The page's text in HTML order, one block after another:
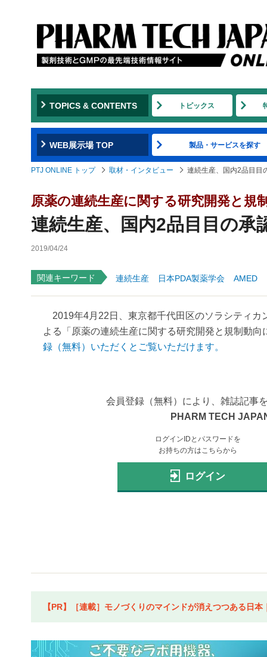
TOPICS & CONTENTS トピックス
WEB展示場 TOP 製品・サービスを探す
PTJ ONLINE トップ 取材・インタビュー 連続生産、国内2品目目
原薬の連続生産に関する研究開発と規
連続生産、国内2品目目の承
2019/04/24
関連キーワード 連続生産 日本PDA製薬学会 AMED
2019年4月22日、東京都千代田区のソラシティカ
よる「原薬の連続生産に関する研究開発と規制動
録（無料）いただくとご覧いただけます。
会員登録（無料）により、雑誌記事
PHARM TECH
ログインIDとパスワードを
お持ちの方はこちらから
ログイン
【PR】［連載］モノづくりのマインドが消えつつある日